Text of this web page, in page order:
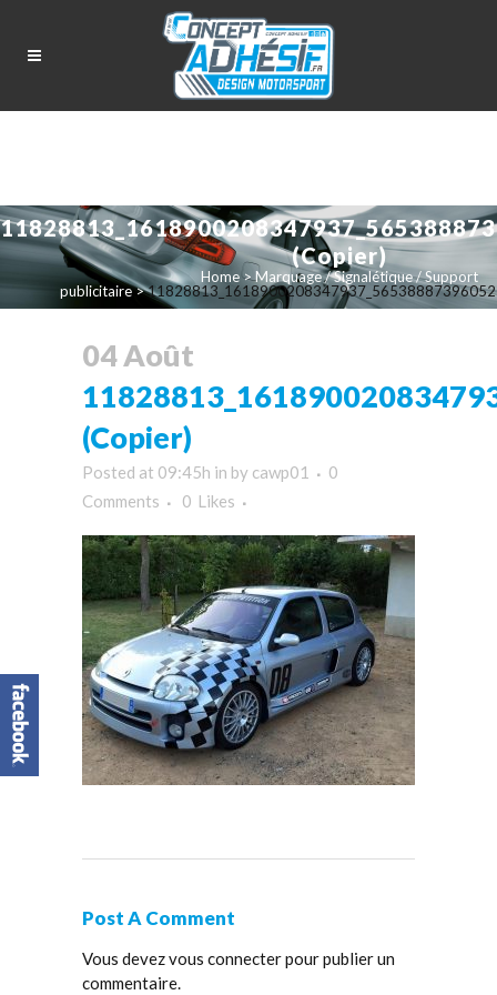
(Copier)
Home>Marquage / Signalétique / Support
publicitaire>
04 Août
(Copier)
Posted at 09:45h in by cawp01
0
Comments
0 Likes
Post A Comment
Vous devezvous connecterpour publier un
commentaire.